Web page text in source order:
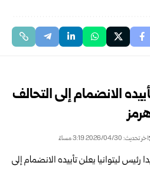
الانضمام إلى التحالف
اخر تحديث: 2026/04/30 3:19 مساءً